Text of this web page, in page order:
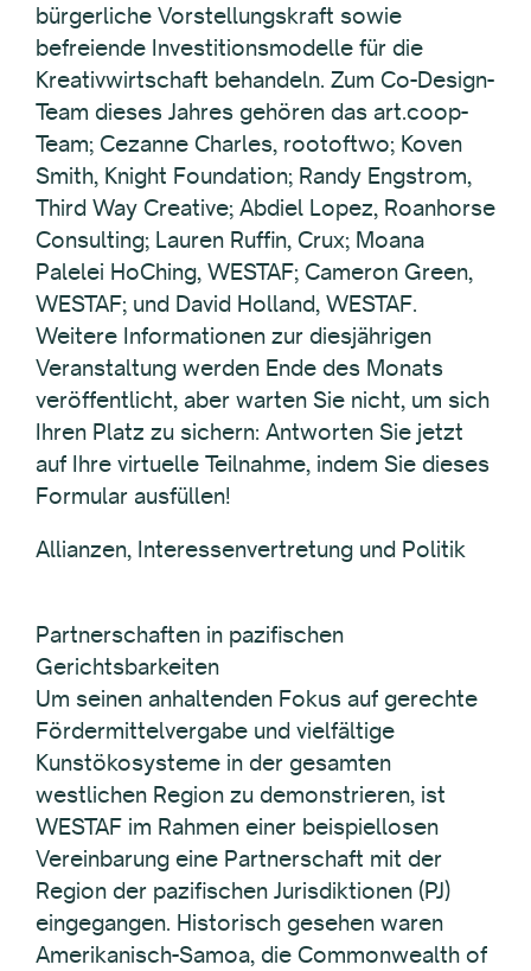
bürgerliche Vorstellungskraft sowie
befreiende Investitionsmodelle für die
Kreativwirtschaft behandeln. Zum Co-Design-
Team dieses Jahres gehören das art.coop-
Team; Cezanne Charles, rootoftwo; Koven
Smith, Knight Foundation; Randy Engstrom,
Third Way Creative; Abdiel Lopez, Roanhorse
Consulting; Lauren Ruffin, Crux; Moana
Palelei HoChing, WESTAF; Cameron Green,
WESTAF; und David Holland, WESTAF.
Weitere Informationen zur diesjährigen
Veranstaltung werden Ende des Monats
veröffentlicht, aber warten Sie nicht, um sich
Ihren Platz zu sichern: Antworten Sie jetzt
auf Ihre virtuelle Teilnahme, indem Sie dieses
Formular ausfüllen!
Allianzen, Interessenvertretung und Politik
Partnerschaften in pazifischen
Gerichtsbarkeiten
Um seinen anhaltenden Fokus auf gerechte
Fördermittelvergabe und vielfältige
Kunstökosysteme in der gesamten
westlichen Region zu demonstrieren, ist
WESTAF im Rahmen einer beispiellosen
Vereinbarung eine Partnerschaft mit der
Region der pazifischen Jurisdiktionen (PJ)
eingegangen. Historisch gesehen waren
Amerikanisch-Samoa, die Commonwealth of